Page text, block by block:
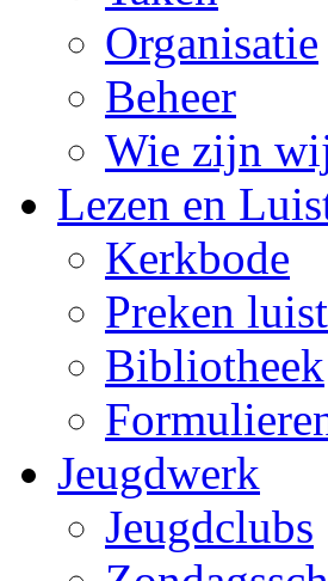
Organisatie
Beheer
Wie zijn
Lezen en
Kerkbode
Preken
Bibliotheek
Jeugdwerk
Jeugdclubs